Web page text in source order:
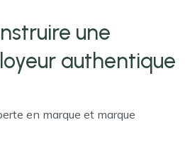
une
authentique
en marque et marque